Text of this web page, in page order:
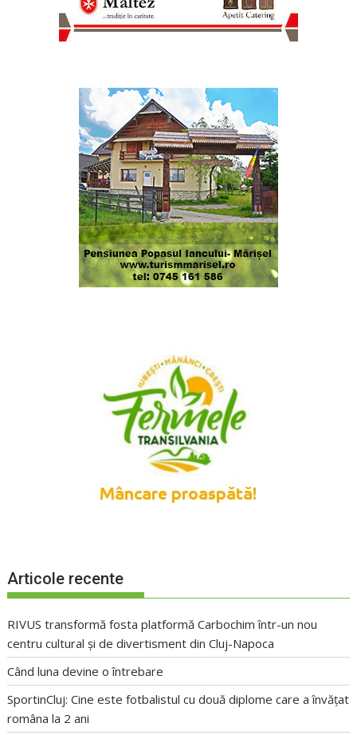
Articole recente
RIVUS transformă fosta platformă Carbochim într-un nou
centru cultural și de divertisment din Cluj-Napoca
Când luna devine o întrebare
SportinCluj: Cine este fotbalistul cu două diplome care a învățat
româna la 2 ani